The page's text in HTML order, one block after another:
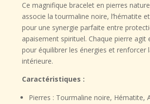
Ce magnifique bracelet en pierres
associe latourmaline noire, l’hématite
pour une synergie parfaite entre
apaisement spirituel. Chaque pierre agit
pour équilibrer les énergies et renforcer
intérieure.
Caractéristiques :
Pierres : Tourmaline noire, Hématite,